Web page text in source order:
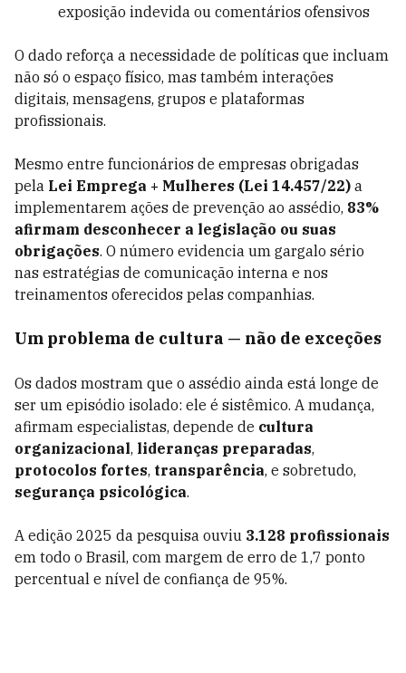
exposição indevida ou comentários ofensivos
O dado reforça a necessidade de políticas que incluam
não só o espaço físico, mas também interações
digitais, mensagens, grupos e plataformas
profissionais.
Mesmo entre funcionários de empresas obrigadas
pela Lei Emprega + Mulheres (Lei 14.457/22) a
implementarem ações de prevenção ao assédio, 83%
afirmam desconhecer a legislação ou suas
obrigações. O número evidencia um gargalo sério
nas estratégias de comunicação interna e nos
treinamentos oferecidos pelas companhias.
Um problema de cultura — não de exceções
Os dados mostram que o assédio ainda está longe de
ser um episódio isolado: ele é sistêmico. A mudança,
afirmam especialistas, depende de cultura
organizacional, lideranças preparadas,
protocolos fortes, transparência, e sobretudo,
segurança psicológica.
A edição 2025 da pesquisa ouviu 3.128 profissionais
em todo o Brasil, com margem de erro de 1,7 ponto
percentual e nível de confiança de 95%.